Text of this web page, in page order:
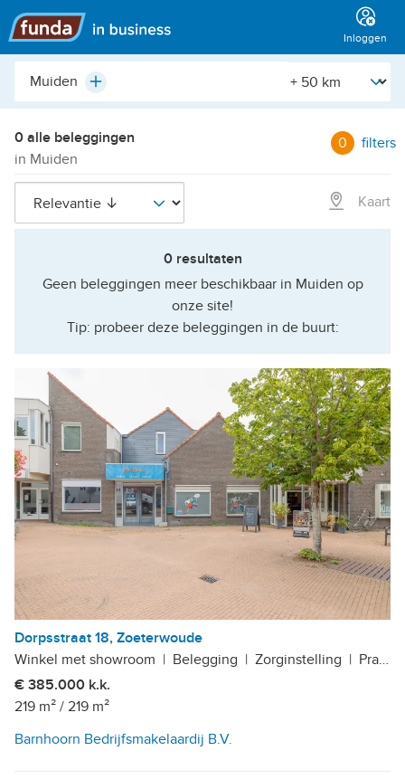
Hoofdmenu
Inloggen
Plaats,
etc.
Plus [Straal]
0 alle beleggingen
in Muiden
0 filters
Kaart
0 resultaten
Geen beleggingen meer beschikbaar in Muiden op
onze site!
Tip: probeer deze beleggingen in de buurt:
Dorpsstraat 18, Zoeterwoude
Winkel met showroom | Belegging | Zorginstelling | Praktijkruimte
€ 385.000 k.k.
219 m² / 219 m²
Barnhoorn Bedrijfsmakelaardij B.V.